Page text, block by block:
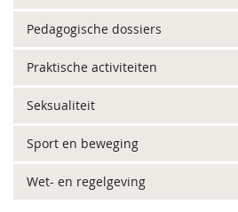
Pedagogische dossiers
Praktische activiteiten
Seksualiteit
Sport en beweging
Wet- en regelgeving